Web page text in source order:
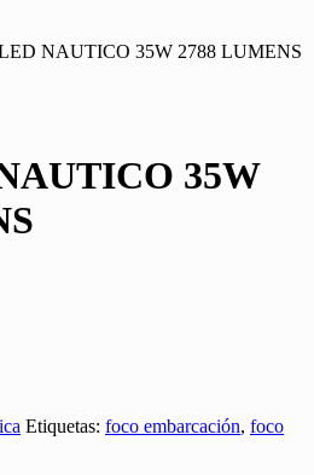
NAUTICO 35W 2788 LUMENS
35W
Etiquetas: foco embarcación, foco